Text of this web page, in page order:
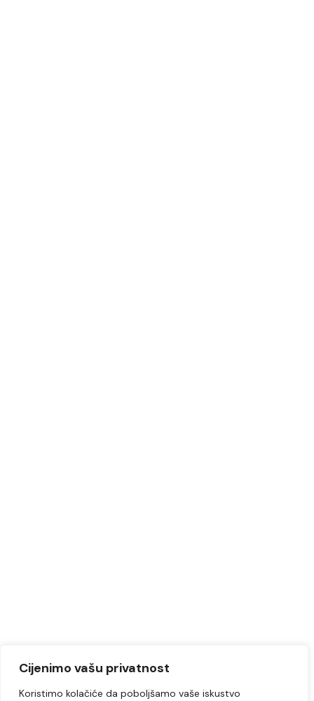
Cijenimo vašu privatnost
Koristimo kolačiće da poboljšamo vaše iskustvo